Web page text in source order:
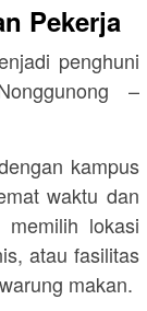
Pekerja
penghuni
–
kampus
waktu dan
lokasi
atau fasilitas
makan.